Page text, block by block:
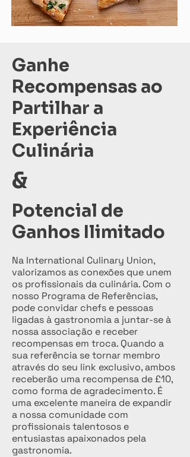
Ganhe
Recompensas ao
Partilhar a
Experiência
Culinária
&
Potencial de
Ganhos Ilimitado
Na International Culinary Union,
valorizamos as conexões que unem
os profissionais da culinária. Com o
nosso Programa de Referências,
pode convidar chefs e pessoas
ligadas à gastronomia a juntar-se à
nossa associação e receber
recompensas em troca. Quando a
sua referência se tornar membro
através do seu link exclusivo, ambos
receberão uma recompensa de £10,
como forma de agradecimento. É
uma excelente maneira de expandir
a nossa comunidade com
profissionais talentosos e
entusiastas apaixonados pela
gastronomia.